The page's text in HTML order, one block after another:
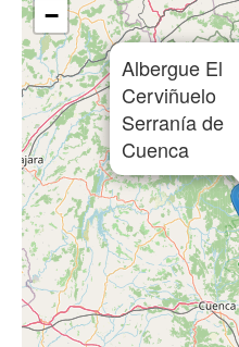
Albergue El
Cerviñuelo
Serranía de
Cuenca
−